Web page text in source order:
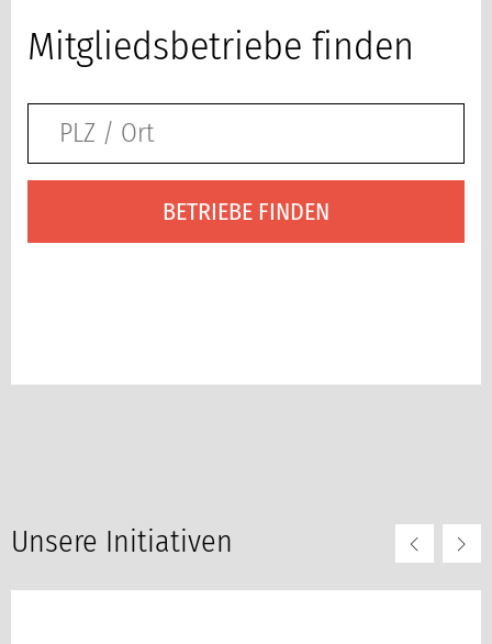
Mitgliedsbetriebe finden
BETRIEBE FINDEN
Unsere Initiativen